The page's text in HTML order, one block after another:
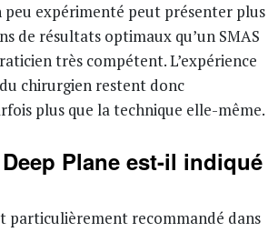
peu expérimenté peut présenter plus
de résultats optimaux qu’un SMAS
très compétent. L’expérience
chirurgien restent donc
plus que la technique elle-même.
Plane est-il indiqué
particulièrement recommandé dans